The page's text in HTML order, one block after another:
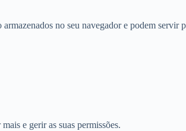
no seu navegador e podem servir
e gerir as suas permissões.